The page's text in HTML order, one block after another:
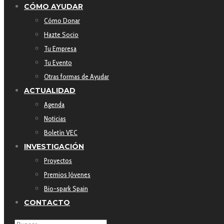
CÓMO AYUDAR
Cómo Donar
Hazte Socio
Tu Empresa
Tu Evento
Otras formas de Ayudar
ACTUALIDAD
Agenda
Noticias
Boletín VEC
INVESTIGACIÓN
Proyectos
Premios Jóvenes
Bio-spark Spain
CONTACTO